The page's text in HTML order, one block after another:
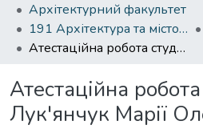
Архітектурний факультет
191 Архітектура та містобудування
Атестаційна робота студентки Лук'янчук Марії Олексіївни
Атестаційна
Лук'янчук Марії